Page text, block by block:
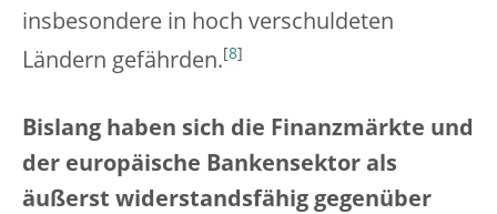
insbesondere in hoch verschuldeten
Ländern gefährden. [8]
Bislang haben sich die Finanzmärkte und
der europäische Bankensektor als
äußerst widerstandsfähig gegenüber